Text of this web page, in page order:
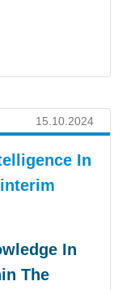
15.10.2024
In
In
The